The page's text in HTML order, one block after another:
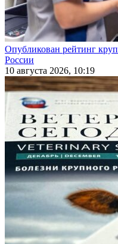
Опубликован рейтинг
России
10 августа 2026, 10:19